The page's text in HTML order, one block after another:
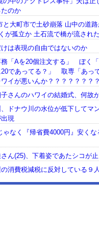
のか
と大町市で土砂崩落 山中の道
が孤立か 土石流で橋が流され
は表現の自由ではないのか
務「Aを20個注文する」 ぼく
であってる？」 取専「あっ
イが悪いんか？？？？？？？？
子さんのハワイの結婚式、何故
ドナウ川の水位が低下してマ
出現
ゃなく『帰省費4000円』安く
さん(25)、下着姿であたシコが
の消費税減税に反対している９